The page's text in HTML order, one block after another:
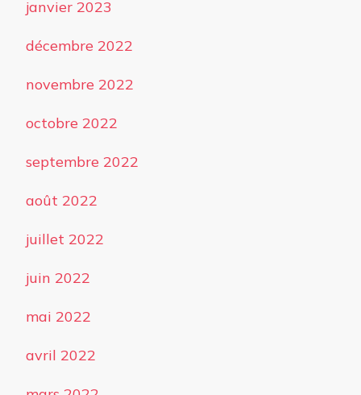
janvier 2023
décembre 2022
novembre 2022
octobre 2022
septembre 2022
août 2022
juillet 2022
juin 2022
mai 2022
avril 2022